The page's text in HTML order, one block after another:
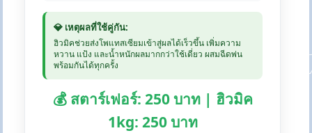
💎 เหตุผลที่ใช้คู่กัน:
ฮิวมิคช่วยส่งโพแทสเซียมเข้าสู่ผลได้เร็วขึ้น เพิ่มความ
หวาน แป้ง และน้ำหนักผลมากกว่าใช้เดี่ยว ผสมฉีดพ่น
พร้อมกันได้ทุกครั้ง
💰 สตาร์เฟอร์: 250 บาท | ฮิวมิค
1kg: 250 บาท